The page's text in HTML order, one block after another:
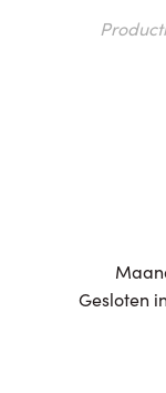
Gesloten